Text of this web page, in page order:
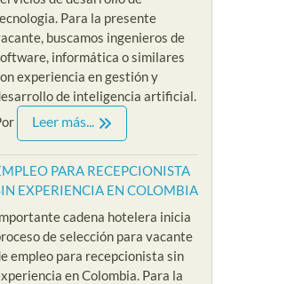
Para la presente
buscamos ingenieros de
informática o similares
experiencia en gestión y
de inteligencia artificial.
Leer más...
PARA RECEPCIONISTA
EXPERIENCIA EN COLOMBIA
cadena hotelera inicia
de selección para vacante
empleo para recepcionista sin
en Colombia. Para la